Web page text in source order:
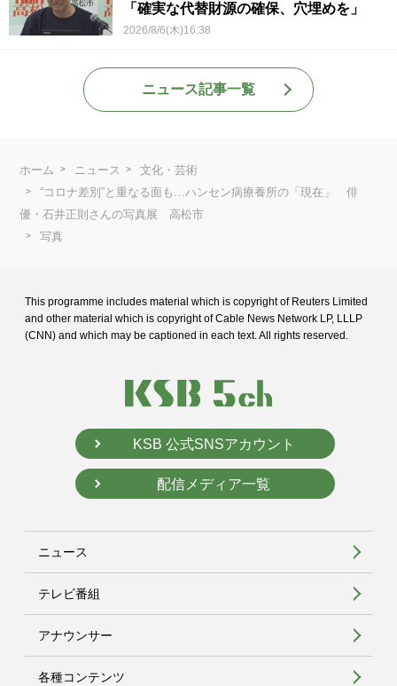
「確実な代替財源の確保、穴埋めを」
2026/8/6(木)16:38
ニュース記事一覧
ホーム ニュース
文化・芸術
“コロナ差別”と重なる面も…ハンセン病療養所の「現在」 俳
優・石井正則さんの写真展 高松市
写真
This programme includes material which is copyright of Reuters Limited
and other material which is copyright of Cable News Network LP, LLLP
(CNN) and which may be captioned in each text. All rights reserved.
KSB 公式SNSアカウント
配信メディア一覧
ニュース
テレビ番組
アナウンサー
各種コンテンツ